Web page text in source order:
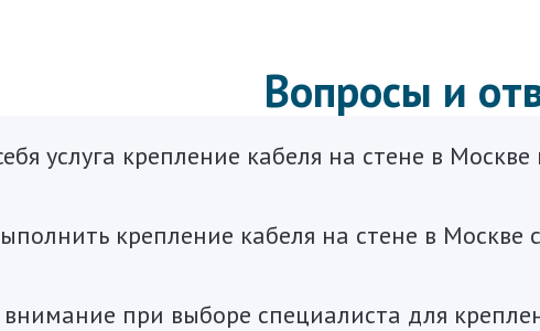
Вопросы и
услуга крепление кабеля на стене в
крепление кабеля на стене в Москве
при выборе специалиста для